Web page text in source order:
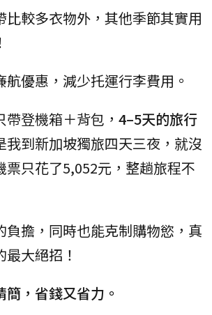
比較多衣物外，其他季節其實用
優惠，減少托運行李費用。
登機箱＋背包， 4–5天的旅行
我到新加坡獨旅四天三夜，就沒
票只花了5,052元，整趟旅程不
負擔，同時也能克制購物慾，真
大絕招！
，省錢又省力。